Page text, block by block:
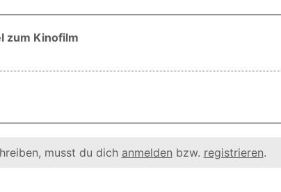
zum Kinofilm
musst du dich anmelden bzw. registrieren.